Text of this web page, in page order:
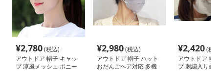
¥2,780(税込)
アウトドア 帽子 キャッ
プ 涼風メッシュ ポニー
¥2,980(税込)
アウトドア 帽子 ハット
おだんごヘア対応 多機
¥2,420(税
アウトドア 帽
プ 刺繍入り柔